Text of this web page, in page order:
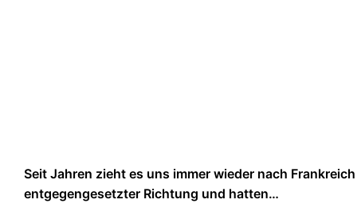
Seit Jahren zieht es uns immer wieder nach
entgegengesetzter Richtung und hatten…